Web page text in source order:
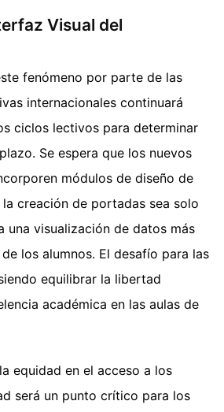
Visual del
fenómeno por parte de las
internacionales continuará
ciclos lectivos para determinar
Se espera que los nuevos
módulos de diseño de
creación de portadas sea solo
una visualización de datos más
los alumnos. El desafío para las
equilibrar la libertad
académica en las aulas de
equidad en el acceso a los
será un punto crítico para los